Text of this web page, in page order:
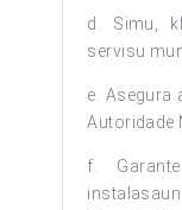
d. Simu,
servisu
e. Asegura
Autoridade
f.